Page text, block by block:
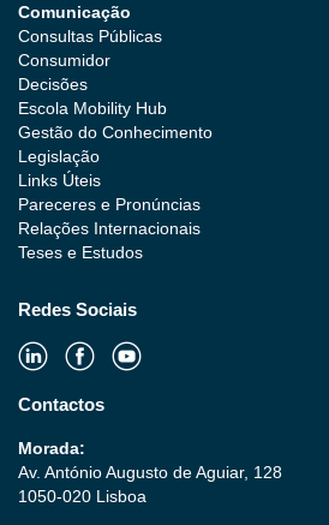
Comunicação
Consultas Públicas
Consumidor
Decisões
Escola Mobility Hub
Gestão do Conhecimento
Legislação
Links Úteis
Pareceres e Pronúncias
Relações Internacionais
Teses e Estudos
Redes Sociais
Contactos
Morada:
Av. António Augusto de Aguiar, 128
1050-020 Lisboa